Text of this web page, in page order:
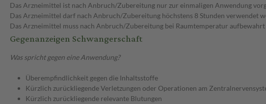
Das Arzneimittel ist nach Anbruch/Zubereitung nur zur einmaligen Anwendung
Das Arzneimittel darf nach Anbruch/Zubereitung höchstens 8 Stunden verwendet
Das Arzneimittel muss nach Anbruch/Zubereitung bei Raumtemperatur
Gegenanzeigen Schwangerschaft
Was spricht gegen eine Anwendung?
Überempfindlichkeit gegen die Inhaltsstoffe
Kürzlich zurückliegende Verletzungen oder Operationen am
Kürzlich zurückliegende relevante Blutungen